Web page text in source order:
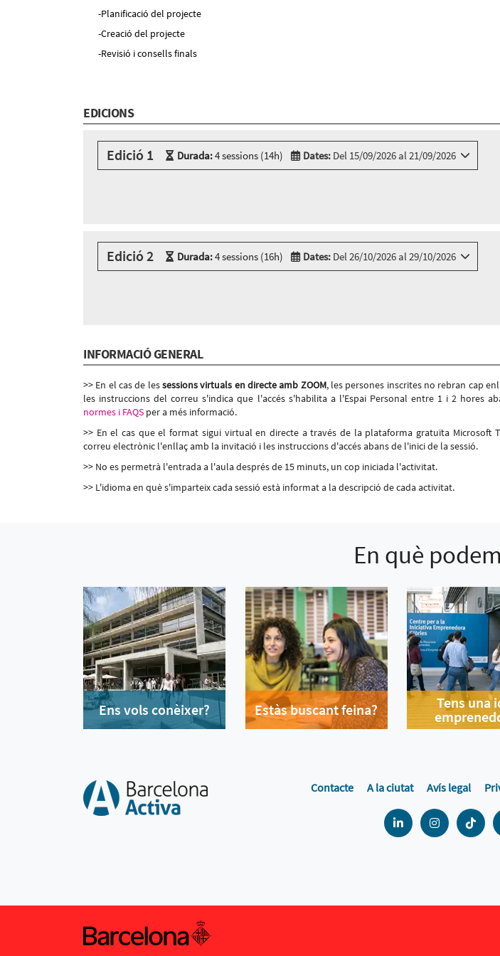
Planificació del projecte
Creació del projecte
Revisió i consells finals
EDICIONS
Edició 1 Durada:4 sessions (14h) Dates: Del 15/09/2026 al 21/09/2026
Dimecres 16 de setembre, 09:30h - 13:00h
Divendres 18 de setembre, 09:30h - 13:00h
Dilluns 21 de setembre, 09:30h - 13:00h
Edició 2 Durada:4 sessions (16h) Dates: Del 26/10/2026 al 29/10/2026
Dilluns 26 d’octubre, 16:00h - 20:00h
Dimarts 27 d’octubre, 16:00h - 20:00h
Dijous 29 d’octubre, 16:00h - 20:00h
INFORMACIÓ GENERAL
>> En el cas de lessessions virtuals en directe amb ZOOM, les persones inscrites no rebran cap
les instruccions del correu s'indica que l'accés s'habilita a l'Espai Personal entre 1 i 2 hores
normes i FAQS per a més informació.
>> En el cas que el format sigui virtual en directe a través de la plataforma gratuïta Microsoft
correu electrònic l'enllaç amb la invitació i les instruccions d'accés abans de l'inici de la sessió.
>> No es permetrà l'entrada a l'aula després de 15 minuts, un cop iniciada l'activitat.
>> L'idioma en què s'imparteix cada sessió està informat a la descripció de cada activitat.
En què
Ens vols conèixer? Estàs buscant feina?
Tens una
Contacte A la ciutat Avís legal